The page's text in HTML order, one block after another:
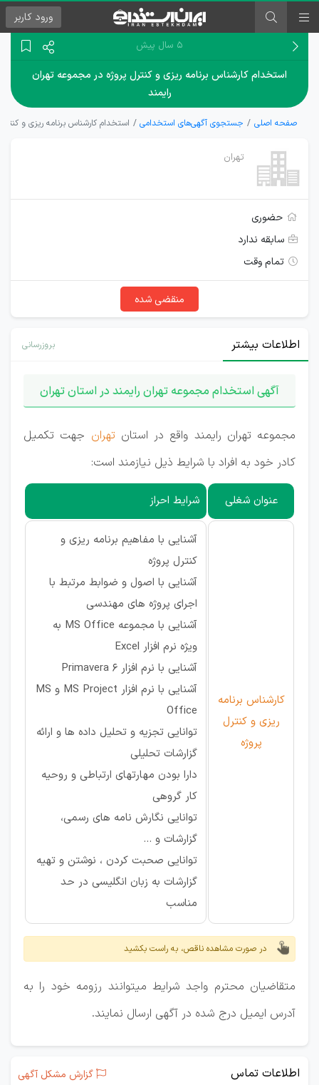
ورود کاربر
۵ سال پیش
استخدام کارشناس برنامه ریزی و کنترل پروژه در مجموعه تهران
رایمند
صفحه اصلی جستجوی آگهی‌های استخدامی استخدام کارشناس برنامه ریزی و
تهران
حضوری
سابقه ندارد
تمام وقت
منقضی شده
اطلاعات بیشتر بروزرسانی
آگهی استخدام مجموعه تهران رایمند در استان تهران
مجموعه تهران رایمند واقع در استان تهران جهت تکمیل
کادر خود به افراد با شرایط ذیل نیازمند است:
عنوان شغلی شرایط احراز
کارشناس برنامه
ریزی و کنترل
پروژه
آشنایی با مفاهیم برنامه ریزی و
کنترل پروژه
آشنایی با اصول و ضوابط مرتبط با
اجرای پروژه های مهندسی
آشنایی با مجموعه MS Office به
ویژه نرم افزار Excel
آشنایی با نرم افزار Primavera 6
آشنایی با نرم افزار MS Project و MS
Office
توانایی تجزیه و تحلیل داده ها و ارائه
گزارشات تحلیلی
دارا بودن مهارتهای ارتباطی و روحیه
کار گروهی
توانایی نگارش نامه های رسمی،
گزارشات و ...
توانایی صحبت کردن ، نوشتن و تهیه
گزارشات به زبان انگلیسی در حد
مناسب
در صورت مشاهده ناقص، به راست بکشید
متقاضیان محترم واجد شرایط میتوانند رزومه خود را به
آدرس ایمیل درج شده در آگهی ارسال نمایند.
اطلاعات تماس گزارش مشکل آگهی